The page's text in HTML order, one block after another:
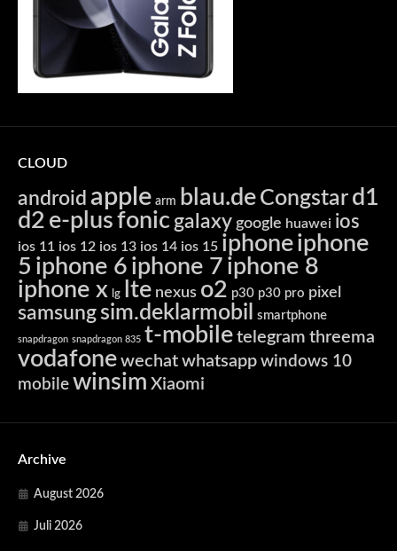
CLOUD
android apple arm blau.de Congstar d1
d2 e-plusfonic galaxy google huawei ios
ios 11 ios 12 ios 13 ios 14 ios 15 iphoneiphone
5 iphone 6 iphone 7 iphone 8
iphone x lg lte nexus o2 p30 p30 pro pixel
samsung sim.deklarmobil smartphone
snapdragon snapdragon 835 t-mobile telegram threema
vodafone wechat whatsapp windows 10
mobile winsim Xiaomi
Archive
August 2026
Juli 2026